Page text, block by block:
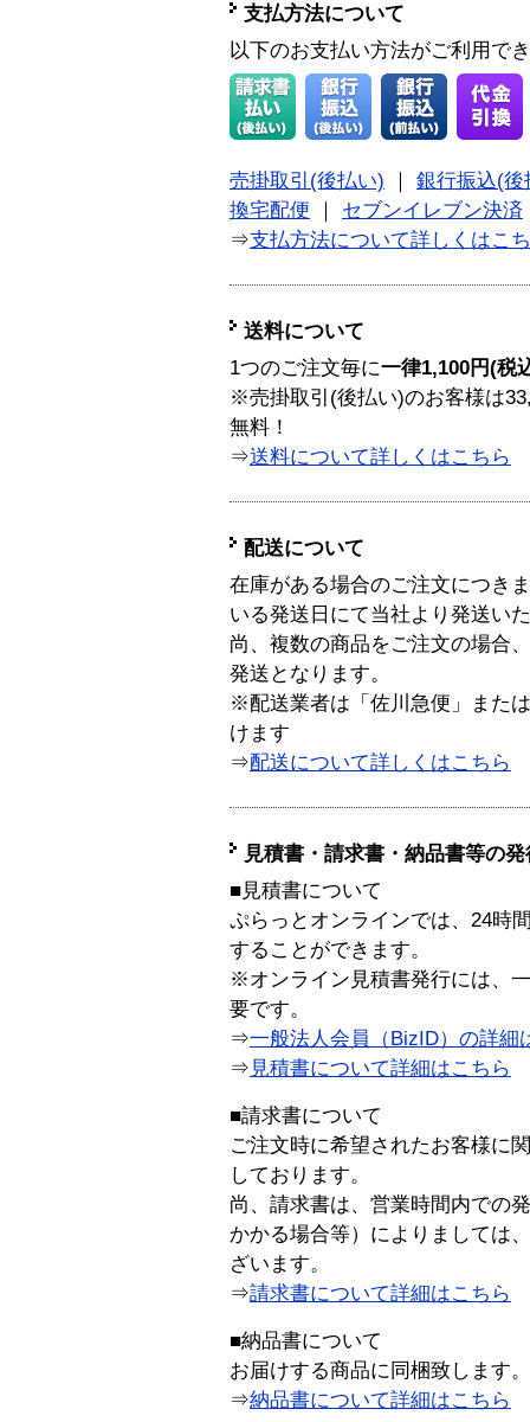
支払方法について
以下のお支払い方法がご利用で
売掛取引(後払い)
銀行振込(後
換宅配便
セブンイレブン決済
⇒支払方法について詳しくはこ
送料について
1つのご注文毎に一律1,100円(税
※売掛取引(後払い)のお客様は
無料！
⇒送料について詳しくはこちら
配送について
在庫がある場合のご注文につき
いる発送日にて当社より発送い
尚、複数の商品をご注文の場合
発送となります。
※配送業者は「佐川急便」また
けます
⇒配送について詳しくはこちら
見積書・請求書・納品書等の
■見積書について
ぷらっとオンラインでは、24時
することができます。
※オンライン見積書発行には、
要です。
⇒一般法人会員（BizID）の詳細
⇒ 見積書について詳細はこちら
■請求書について
ご注文時に希望されたお客様に
しております。
尚、請求書は、営業時間内での
かかる場合等）によりましては
ざいます。
⇒請求書について詳細はこちら
■納品書について
お届けする商品に同梱致します。
⇒納品書について詳細はこちら